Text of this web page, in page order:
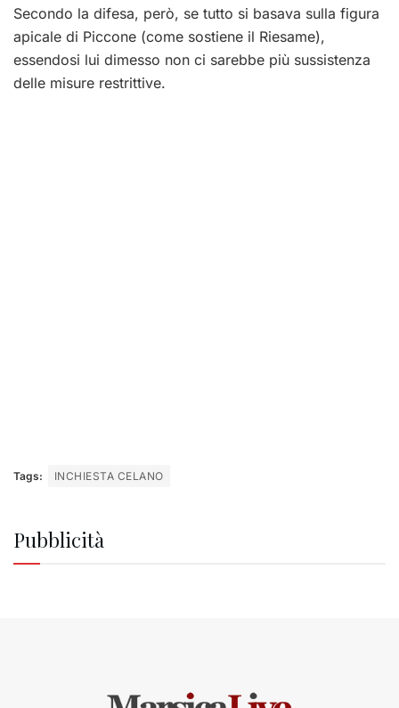
Secondo la difesa, però, se tutto si basava sulla figura
apicale di Piccone (come sostiene il Riesame),
essendosi lui dimesso non ci sarebbe più sussistenza
delle misure restrittive.
Tags: INCHIESTA CELANO
Pubblicità